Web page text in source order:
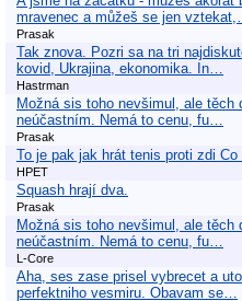
mravenec a můžeš se jen vztekat,…
Prasak
Tak znova. Pozri sa na tri
kovid, Ukrajina, ekonomika. In…
Hastrman
Možná sis toho nevšimul, ale těch
neúčastním. Nemá to cenu, fu…
Prasak
To je pak jak hrát tenis proti zdi
HPET
Squash hrají dva.
Prasak
Možná sis toho nevšimul, ale těch
neúčastním. Nemá to cenu, fu…
L-Core
Aha, ses zase prisel vybrecet a
perfektniho vesmiru. Obavam se…